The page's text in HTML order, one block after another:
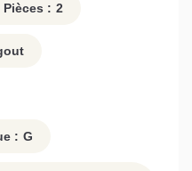
Pièces : 2
: G